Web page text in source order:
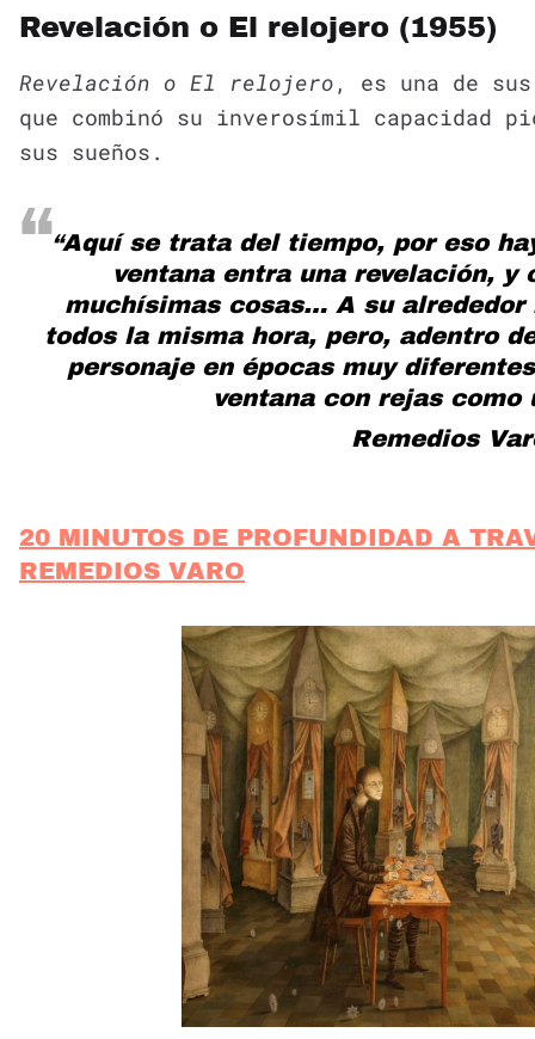
Revelación o El relojero (1955)
Revelación o El relojero , es una de
que combinó su inverosímil capacidad
sus sueños.
“Aquí se trata del tiempo, por eso
ventana entra una revelación, y
muchísimas cosas… A su alrededor
todos la misma hora, pero, adentro
personaje en épocas muy
ventana con rejas como
Remedios
20 MINUTOS DE PROFUNDIDAD A
REMEDIOS VARO